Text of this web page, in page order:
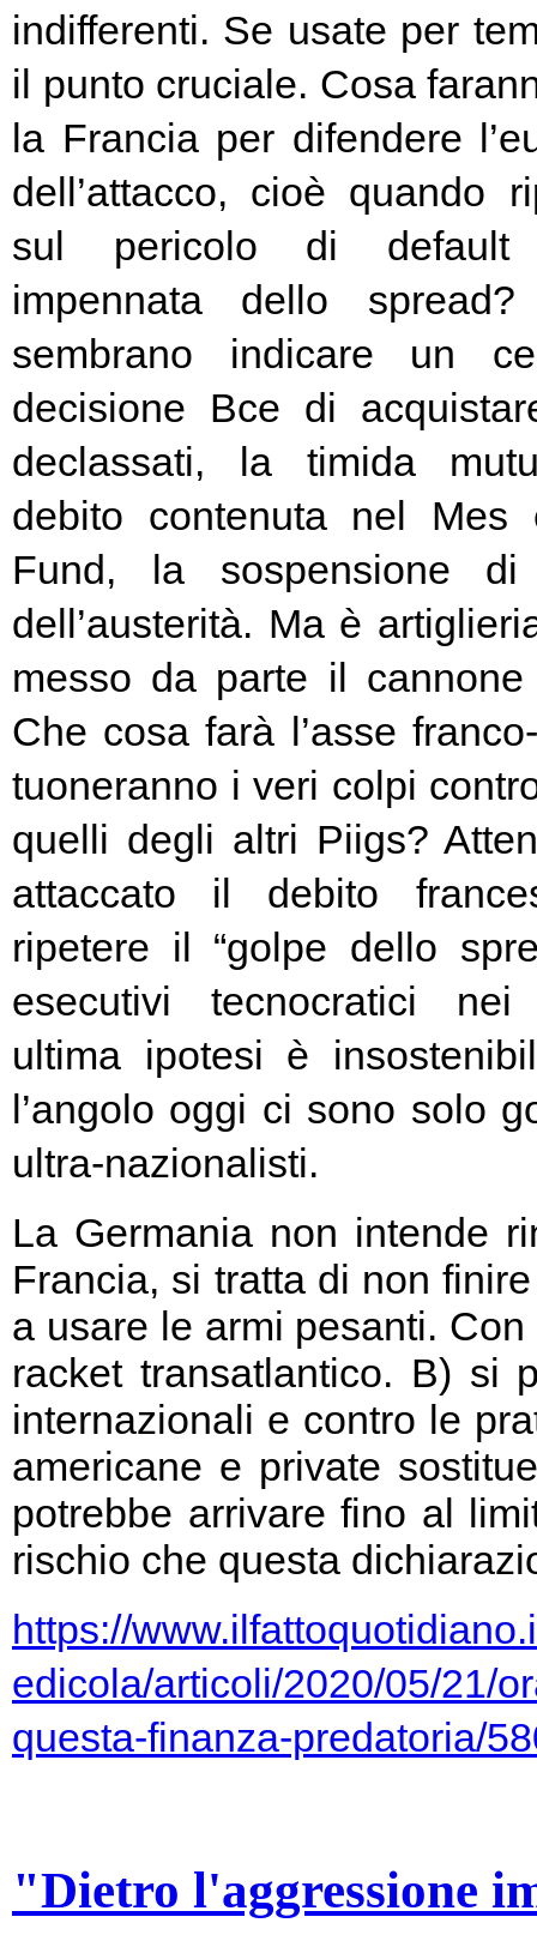
indifferenti. Se usate per
il punto cruciale. Cosa
la Francia per difendere
dell’attacco, cioè quando
sul pericolo di default
impennata dello
sembrano indicare un
decisione Bce di
declassati, la timida
debito contenuta nel Mes
Fund, la sospensione di
dell’austerità. Ma è
messo da parte il
Che cosa farà l’asse
tuoneranno i veri colpi
quelli degli altri Piigs?
attaccato il debito
ripetere il “golpe dello
esecutivi tecnocratici
ultima ipotesi è
l’angolo oggi ci sono solo
ultra-nazionalisti.
La Germania non intende
Francia, si tratta di non
a usare le armi pesanti.
racket transatlantico. B) si
internazionali e contro le
americane e private
potrebbe arrivare fino al
rischio che questa
https://
edicola/articoli/2020/05/21/
questa-finanza-predatoria/
"Dietro l'aggressione